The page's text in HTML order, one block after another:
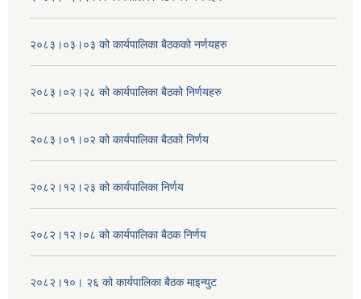
२०८३।०३।०३ को कार्यपालिका बैठकको नर्णयहरु
२०८३।०२।२८ को कार्यपालिका बैठको निर्णयहरु
२०८३।०१।०२ को कार्यपालिका बैठको निर्णय
२०८२।१२।२३ को कार्यपालिका निर्णय
२०८२।१२।०८ को कार्यपालिका बैठक निर्णय
२०८२।१०। २६ को कार्यपालिका बैठक माइन्युट